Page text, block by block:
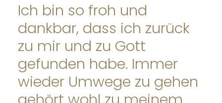
Ich bin so froh und
dankbar, dass ich zurück
zu mir und zu Gott
gefunden habe. Immer
wieder Umwege zu gehen